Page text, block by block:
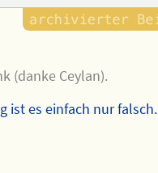
(danke Ceylan).
ist es einfach nur falsch.